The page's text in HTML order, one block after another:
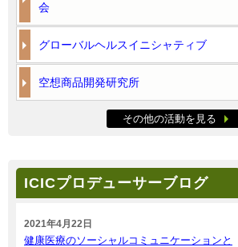
会
グローバルヘルスイニシャティブ
空想商品開発研究所
その他の活動を見る
ICICプロデューサーブログ
2021年4月22日
健康医療のソーシャルコミュニケーションと